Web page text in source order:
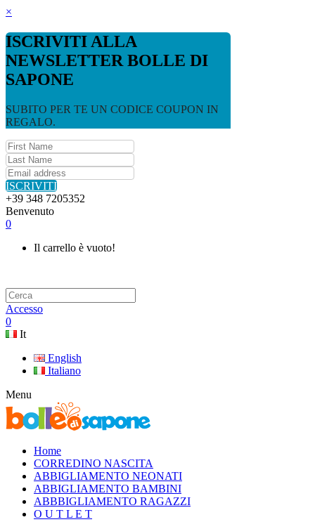
×
ISCRIVITI ALLA
NEWSLETTER BOLLE DI
SAPONE
SUBITO PER TE UN CODICE COUPON IN
REGALO.
ISCRIVITI
+39 348 7205352
Benvenuto
0
Il carrello è vuoto!
Accesso
0
It
English
Italiano
Menu
Home
CORREDINO NASCITA
ABBIGLIAMENTO NEONATI
ABBIGLIAMENTO BAMBINI
ABBBIGLIAMENTO RAGAZZI
O U T L E T